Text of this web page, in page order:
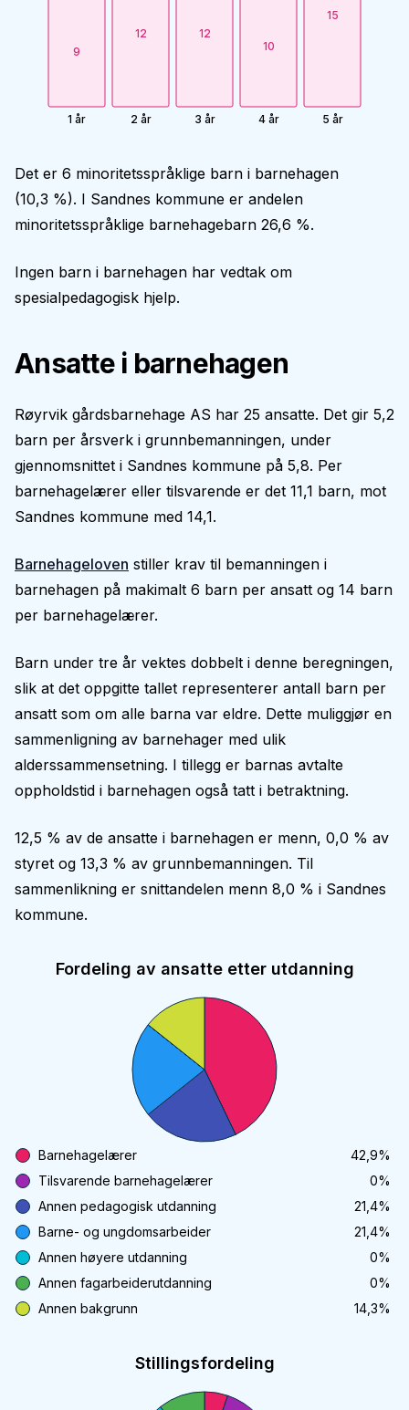
9
1 år
12
2 år
12
3 år
10
4 år
15
5 år
Det er 6 minoritetsspråklige barn i barnehagen
(10,3 %). I Sandnes kommune er andelen
minoritetsspråklige barnehagebarn 26,6 %.
Ingen barn i barnehagen har vedtak om
spesialpedagogisk hjelp.
Ansatte i barnehagen
Røyrvik gårdsbarnehage AS har 25 ansatte. Det gir 5,2
barn per årsverk i grunnbemanningen, under
gjennomsnittet i Sandnes kommune på 5,8. Per
barnehagelærer eller tilsvarende er det 11,1 barn, mot
Sandnes kommune med 14,1.
Barnehageloven stiller krav til bemanningen i
barnehagen på makimalt 6 barn per ansatt og 14 barn
per barnehagelærer.
Barn under tre år vektes dobbelt i denne beregningen,
slik at det oppgitte tallet representerer antall barn per
ansatt som om alle barna var eldre. Dette muliggjør en
sammenligning av barnehager med ulik
alderssammensetning. I tillegg er barnas avtalte
oppholdstid i barnehagen også tatt i betraktning.
12,5 % av de ansatte i barnehagen er menn, 0,0 % av
styret og 13,3 % av grunnbemanningen. Til
sammenlikning er snittandelen menn 8,0 % i Sandnes
kommune.
Fordeling av ansatte etter utdanning
Barnehagelærer 42,9%
Tilsvarende barnehagelærer
0%
Annen pedagogisk utdanning
21,4%
Barne- og ungdomsarbeider
21,4%
Annen høyere utdanning
0%
Annen fagarbeiderutdanning
0%
Annen bakgrunn
14,3%
Stillingsfordeling